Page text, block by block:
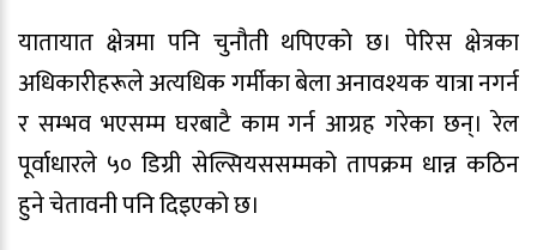
यातायात क्षेत्रमा पनि चुनौती थपिएको छ। पेरिस क्षेत्रका
अधिकारीहरूले अत्यधिक गर्मीका बेला अनावश्यक यात्रा नगर्न
र सम्भव भएसम्म घरबाटै काम गर्न आग्रह गरेका छन्। रेल
पूर्वाधारले ५० डिग्री सेल्सियससम्मको तापक्रम धान्न कठिन
हुने चेतावनी पनि दिइएको छ।